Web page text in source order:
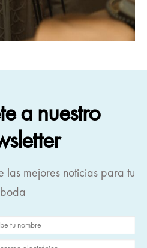
a nuestro
las mejores noticias para tu
boda